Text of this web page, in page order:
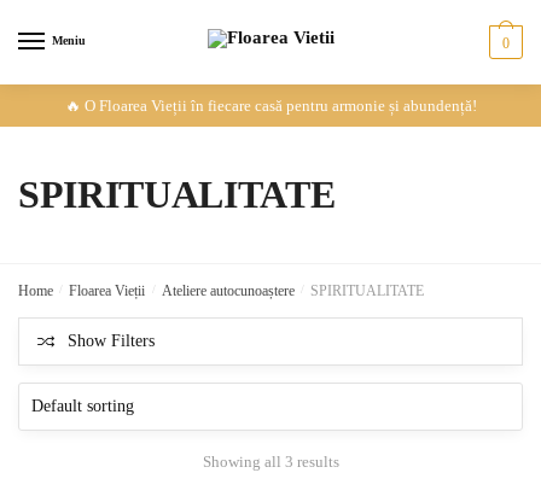
to
to
Meniu 0
🔥 O Floarea Vieții în fiecare casă pentru armonie și abundență!
SPIRITUALITATE
Home Floarea Vieții Ateliere autocunoaștere SPIRITUALITATE
Show Filters
Showing all 3 results